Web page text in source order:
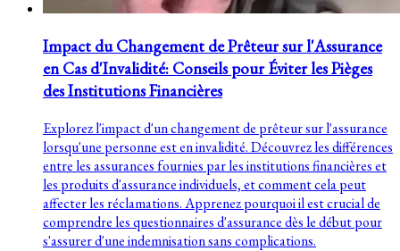
Impact du Changement de Prêteur sur l'Assurance
en Cas d'Invalidité: Conseils pour Éviter les Pièges
des Institutions Financières
Explorez l'impact d'un changement de prêteur sur l'assurance
lorsqu'une personne est en invalidité. Découvrez les différences
entre les assurances fournies par les institutions financières et
les produits d'assurance individuels, et comment cela peut
affecter les réclamations. Apprenez pourquoi il est crucial de
comprendre les questionnaires d'assurance dès le début pour
s'assurer d'une indemnisation sans complications.